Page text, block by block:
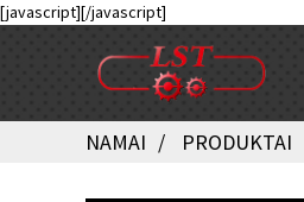
[javascript][/javascript]
NAMAI PRODUKTAI